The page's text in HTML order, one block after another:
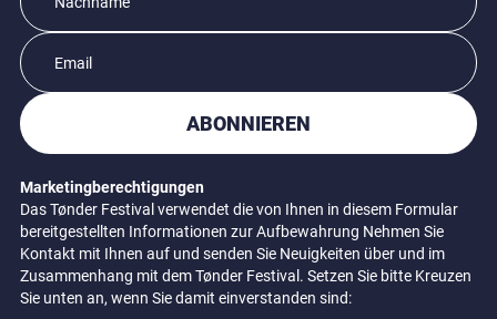
ABONNIEREN
Marketingberechtigungen
Das Tønder Festival verwendet die von Ihnen in diesem Formular
bereitgestellten Informationen zur Aufbewahrung Nehmen Sie
Kontakt mit Ihnen auf und senden Sie Neuigkeiten über und im
Zusammenhang mit dem Tønder Festival. Setzen Sie bitte Kreuzen
Sie unten an, wenn Sie damit einverstanden sind: